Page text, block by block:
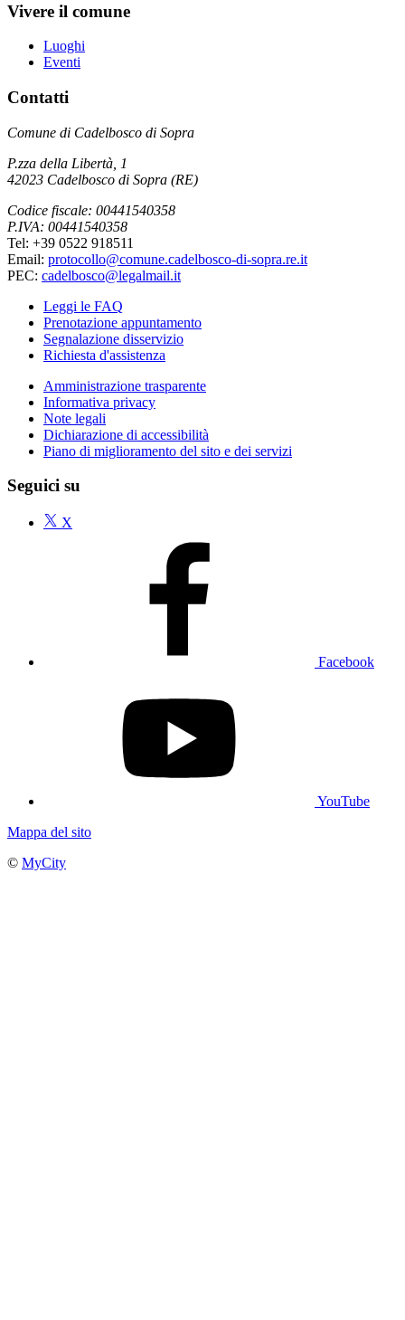
Vivere il comune
Luoghi
Eventi
Contatti
Comune di Cadelbosco di Sopra
P.zza della Libertà, 1
42023 Cadelbosco di Sopra (RE)
Codice fiscale: 00441540358
P.IVA: 00441540358
Tel: +39 0522 918511
Email: protocollo@comune.cadelbosco-di-sopra.re.it
PEC: cadelbosco@legalmail.it
Leggi le FAQ
Prenotazione appuntamento
Segnalazione disservizio
Richiesta d'assistenza
Amministrazione trasparente
Informativa privacy
Note legali
Dichiarazione di accessibilità
Piano di miglioramento del sito e dei servizi
Seguici su
X
Facebook
YouTube
Mappa del sito
© MyCity